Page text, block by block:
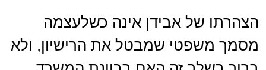
הצהרתו של אבידן אינה כשלעצמה
מסמך משפטי שמבטל את הרישיון, ולא